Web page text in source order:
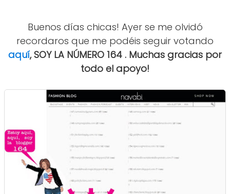
Buenos días chicas! Ayer se me olvidó
recordaros que me podéis seguir votando
aquí, SOY LA NÚMERO 164 . Muchas gracias por
todo el apoyo!